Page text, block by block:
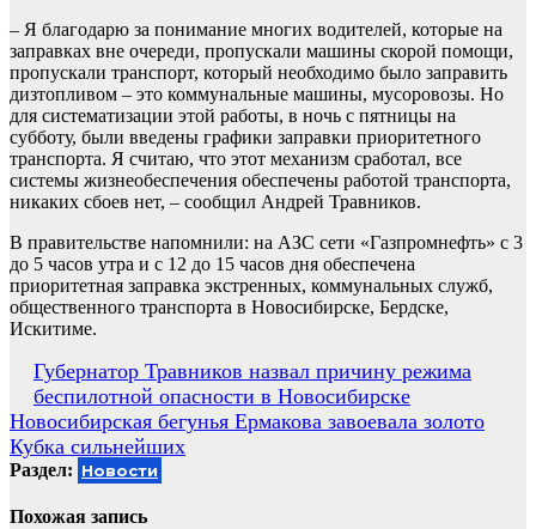
– Я благодарю за понимание многих водителей, которые на
заправках вне очереди, пропускали машины скорой помощи,
пропускали транспорт, который необходимо было заправить
дизтопливом – это коммунальные машины, мусоровозы. Но
для систематизации этой работы, в ночь с пятницы на
субботу, были введены графики заправки приоритетного
транспорта. Я считаю, что этот механизм сработал, все
системы жизнеобеспечения обеспечены работой транспорта,
никаких сбоев нет, – сообщил Андрей Травников.
В правительстве напомнили: на АЗС сети «Газпромнефть» с 3
до 5 часов утра и с 12 до 15 часов дня обеспечена
приоритетная заправка экстренных, коммунальных служб,
общественного транспорта в Новосибирске, Бердске,
Искитиме.
Навигация
по
записям
Губернатор Травников назвал причину режима
беспилотной опасности в Новосибирске
Новосибирская бегунья Ермакова завоевала золото
Кубка сильнейших
Раздел: Новости
Похожая запись